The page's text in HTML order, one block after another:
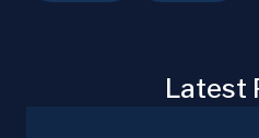
Latest